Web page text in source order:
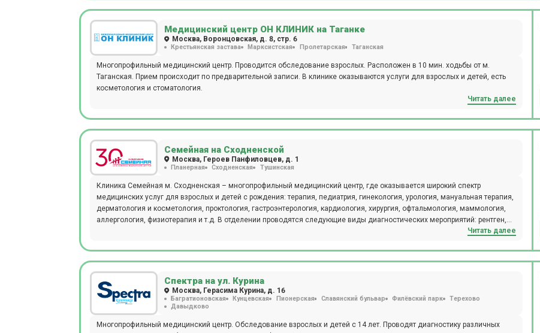
Медицинский центр ОН КЛИНИК на Таганке
Москва, Воронцовская, д. 8, стр. 6
Крестьянская застава Марксистская Пролетарская Таганская
Многопрофильный медицинский центр. Проводится обследование взрослых. Расположен в 10 мин. ходьбы от м.
Таганская. Прием происходит по предварительной записи. В клинике оказываются услуги для взрослых и детей, есть
косметология и стоматология.
Читать далее
Семейная на Сходненской
Москва, Героев Панфиловцев, д. 1
Планерная Сходненская Тушинская
Клиника Семейная м. Сходненская – многопрофильный медицинский центр, где оказывается широкий спектр
медицинских услуг для взрослых и детей с рождения: терапия, педиатрия, гинекология, урология, мануальная терапия,
дерматология и косметология, проктология, гастроэнтерология, кардиология, хирургия, офтальмология, маммология,
аллергология, физиотерапия и т.д. В отделении проводятся следующие виды диагностических мероприятий: рентген,
эндоскопия, УЗИ, ЭКГ, эхокардиография, биопсия, допплерография, ректороманоскопия, суточное мониторирование
гистологические, цитологические исследования, аллергологический метод, микроскопический метод,
микробиологическая диагностика), проводится вакцинация для взрослых и детей. Пациентам доступен вызов на дом
врача или младшего медицинского персонала. Детское отделение представлено следующими специалистами:
педиатры, дерматологи, неврологи, офтальмологи, оториноларингологи и т.д. Клиника Семейная на ул. Героев
Панфиловцев, 1 – место, где можно пройти обследования с применением новейшего оборудования,
проконсультироваться с врачами любой специальности, получить современный протокол лечения. Врачи составляют
схемы лечения, опираясь на анамнез, возраст, пол, антропометрические показатели и другие факторы, совокупно
Читать далее
Спектра на ул. Курина
Москва, Герасима Курина, д. 16
Багратионовская Кунцевская Пионерская Славянский бульвар Филёвский парк
Терехово
Давыдково
Многопрофильный медицинский центр. Обследование взрослых и детей с 14 лет. Проводят диагностику различных